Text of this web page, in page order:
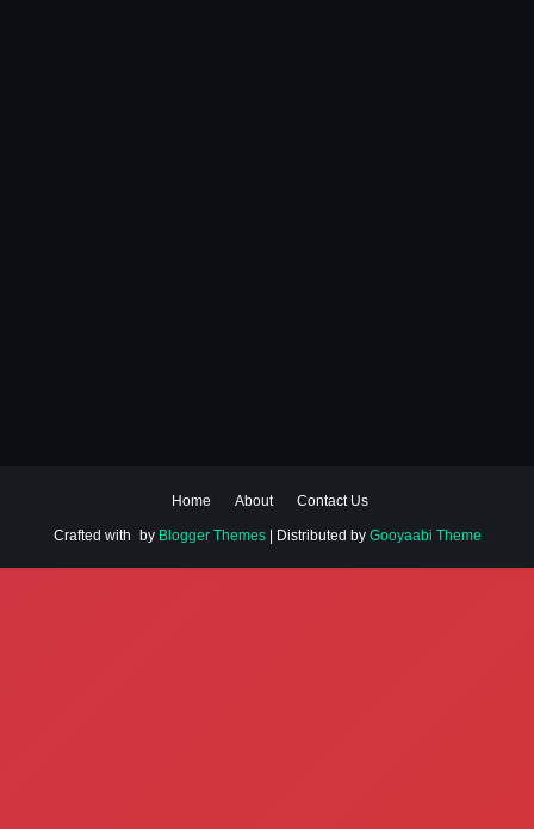
Home About Contact Us
Crafted with by Blogger Themes| Distributed by Gooyaabi Theme